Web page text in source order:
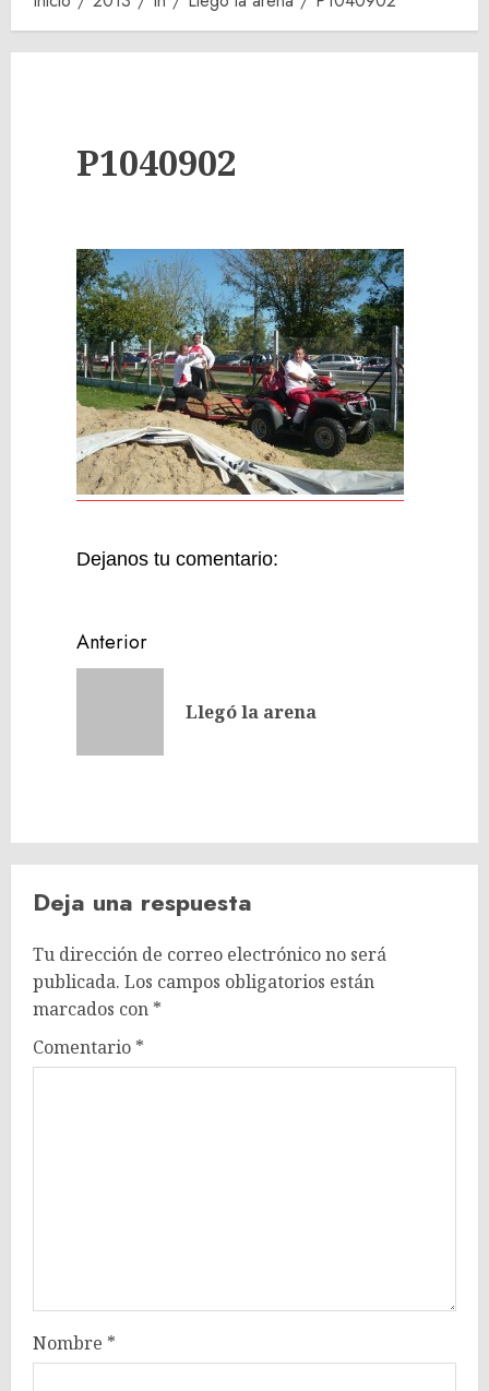
P1040902
Dejanos tu comentario:
Navegación
de
entradas
Anterior
Llegó la arena
Deja una respuesta
Tu dirección de correo electrónico no será
publicada. Los campos obligatorios están
marcados con *
Comentario *
Nombre *